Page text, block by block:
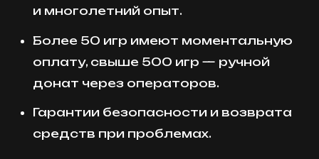
и многолетний опыт.
Более 50 игр имеют моментальную
оплату, свыше 500 игр — ручной
донат через операторов.
Гарантии безопасности и возврата
средств при проблемах.